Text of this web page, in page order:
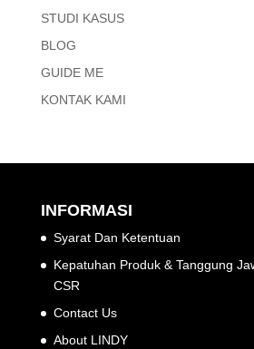
STUDI KASUS
BLOG
GUIDE ME
KONTAK KAMI
INFORMASI
Syarat Dan Ketentuan
Kepatuhan Produk & Tanggung
CSR
Contact Us
About LINDY